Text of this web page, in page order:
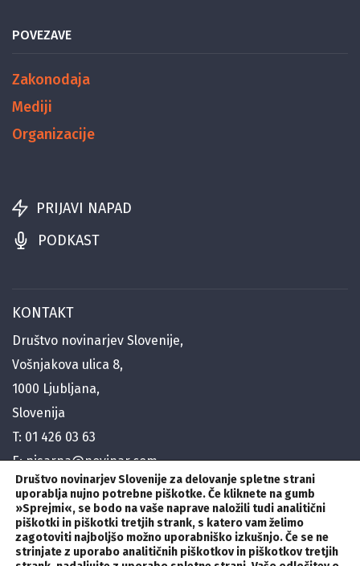
POVEZAVE
Zakonodaja
Mediji
Organizacije
PRIJAVI NAPAD
PODKAST
KONTAKT
Društvo novinarjev Slovenije,
Vošnjakova ulica 8,
1000 Ljubljana,
Slovenija
T: 01 426 03 63
E:pisarna@novinar.com
E:generalni@novinar.com
E:stik@novinar.com
SLEDITE NAM
Društvo novinarjev Slovenije za delovanje spletne strani
uporablja nujno potrebne piškotke. Če kliknete na gumb
»Sprejmi«,se bodo na vaše naprave naložili tudi analitični
piškotki in piškotki tretjih strank, s katero vam želimo
zagotoviti najboljšo možno uporabniško izkušnjo. Če se ne
strinjate z uporabo analitičnih piškotkov in piškotkov tretjih